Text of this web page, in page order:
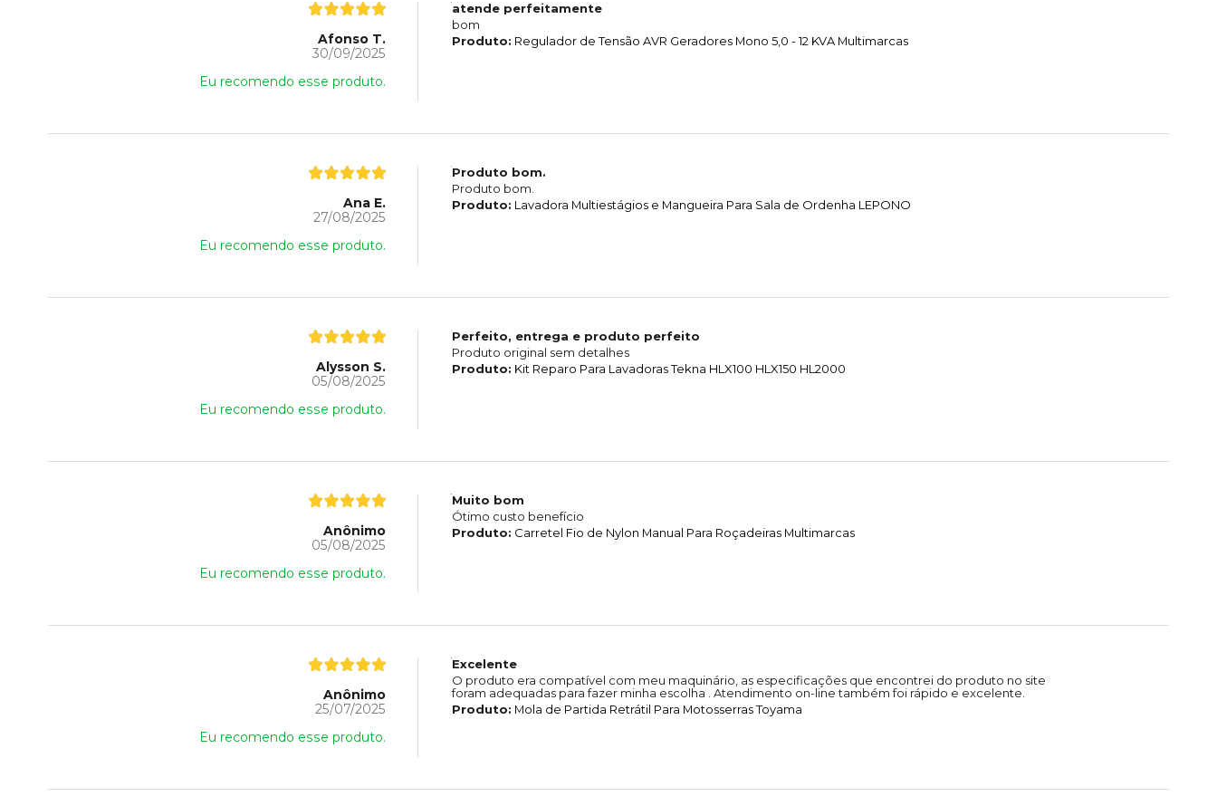
Afonso T.
30/09/2025
Eu recomendo esse produto.
atende perfeitamente
bom
Produto: Regulador de Tensão AVR Geradores Mono 5,0 - 12 KVA Multimarcas
Ana E.
27/08/2025
Eu recomendo esse produto.
Produto bom.
Produto bom.
Produto: Lavadora Multiestágios e Mangueira Para Sala de Ordenha LEPONO
Alysson S.
05/08/2025
Eu recomendo esse produto.
Perfeito, entrega e produto perfeito
Produto original sem detalhes
Produto: Kit Reparo Para Lavadoras Tekna HLX100 HLX150 HL2000
Anônimo
05/08/2025
Eu recomendo esse produto.
Muito bom
Ótimo custo benefício
Produto: Carretel Fio de Nylon Manual Para Roçadeiras Multimarcas
Anônimo
25/07/2025
Eu recomendo esse produto.
Excelente
O produto era compatível com meu maquinário, as especificações que encontrei do produto no site
foram adequadas para fazer minha escolha . Atendimento on-line também foi rápido e excelente.
Produto: Mola de Partida Retrátil Para Motosserras Toyama